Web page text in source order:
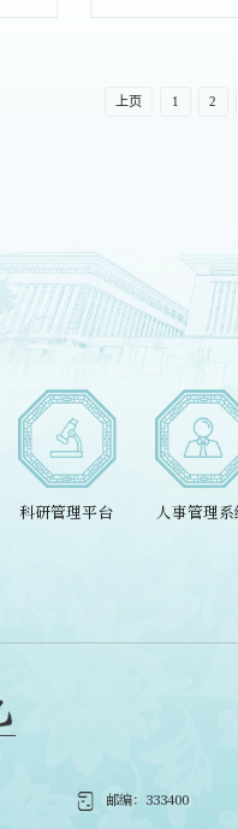
上页 1 2
科研管理平台 人事管理系统
邮编：333400